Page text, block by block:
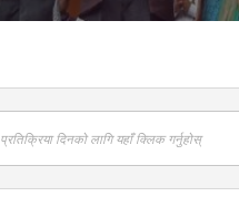
प्रतिक्रिया दिनको लागि यहाँ क्लिक गर्नुहोस्